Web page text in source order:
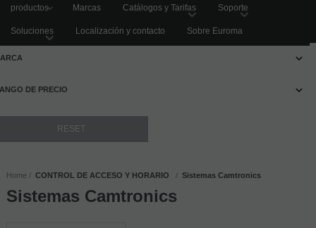
productos Marcas Catálogos y Tarifas Soporte
Soluciones Localización y contacto Sobre Euroma
FILTRAR PRODUCTOS
DE PRECIO
Home CONTROL DE ACCESO Y HORARIO Sistemas Camtronics
Sistemas Camtronics